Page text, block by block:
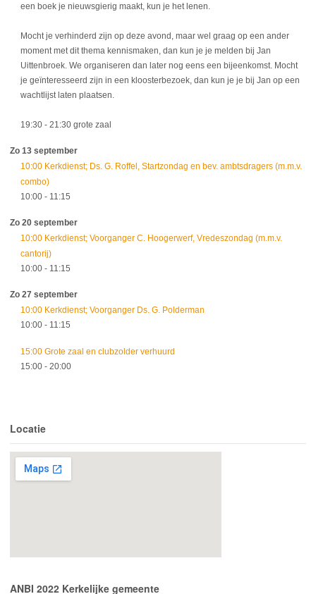
een boek je nieuwsgierig maakt, kun je het lenen.
Mocht je verhinderd zijn op deze avond, maar wel graag op een ander
moment met dit thema kennismaken, dan kun je je melden bij Jan
Uittenbroek. We organiseren dan later nog eens een bijeenkomst. Mocht
je geïnteresseerd zijn in een kloosterbezoek, dan kun je je bij Jan op een
wachtlijst laten plaatsen.
19:30 - 21:30 grote zaal
Zo 13 september
10:00 Kerkdienst; Ds. G. Roffel, Startzondag en bev. ambtsdragers (m.m.v.
combo)
10:00 - 11:15
Zo 20 september
10:00 Kerkdienst; Voorganger C. Hoogerwerf, Vredeszondag (m.m.v.
cantorij)
10:00 - 11:15
Zo 27 september
10:00 Kerkdienst; Voorganger Ds. G. Polderman
10:00 - 11:15
15:00 Grote zaal en clubzolder verhuurd
15:00 - 20:00
Locatie
ANBI 2022 Kerkelijke gemeente